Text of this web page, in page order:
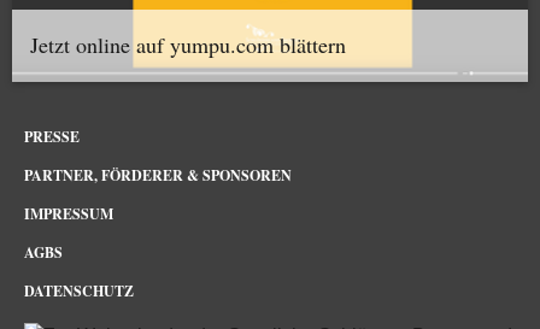
Jetzt online auf yumpu.com blättern
PRESSE
PARTNER, FÖRDERER & SPONSOREN
IMPRESSUM
AGBS
DATENSCHUTZ